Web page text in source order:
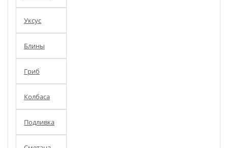
Уксус
Блины
Гриб
Колбаса
Подливка